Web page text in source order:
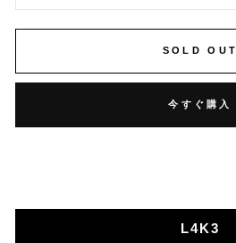
SOLD OUT
今すぐ購入
L4K3